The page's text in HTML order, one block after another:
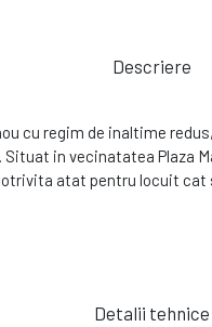
Descriere
cu regim de inaltime
in vecinatatea Plaza
atat pentru locuit
Detalii tehnice